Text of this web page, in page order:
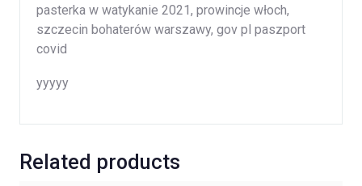
pasterka w watykanie 2021, prowincje włoch,
szczecin bohaterów warszawy, gov pl paszport
covid
yyyyy
Related products